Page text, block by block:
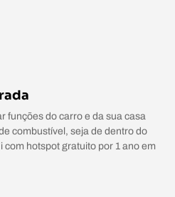
funções do carro e da sua casa
combustível, seja de dentro do
hotspot gratuito por 1 ano em